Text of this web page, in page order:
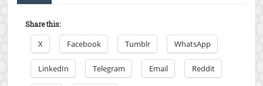
Share this:
X Facebook Tumblr WhatsApp
LinkedIn Telegram Email Reddit